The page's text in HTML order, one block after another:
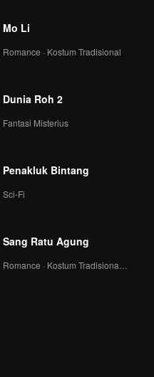
Mo Li
Romance · Kostum Tradisional
Dunia Roh 2
Fantasi Misterius
Penakluk Bintang
Sci-Fi
Sang Ratu Agung